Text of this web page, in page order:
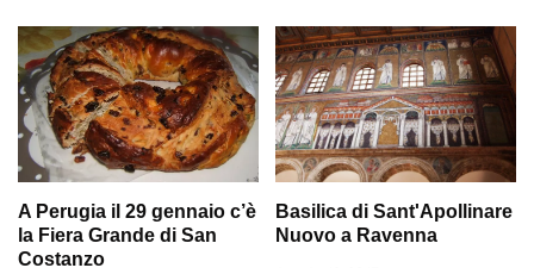
A Perugia il 29 gennaio c’è
la Fiera Grande di San
Costanzo
Basilica di Sant'Apollinare
Nuovo a Ravenna